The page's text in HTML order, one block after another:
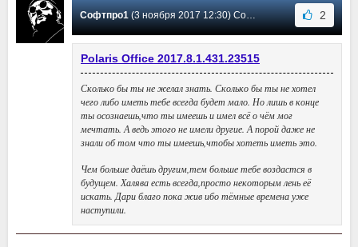
Софтпро1(3 ноября 2017 12:30) Сообщение #17 2
Polaris Office 2017.8.1.431.23515
Сколько бы ты не желал знать. Сколько бы ты не хотел
чего либо иметь тебе всегда будет мало. Но лишь в конце
ты осознаешь,что ты имеешь и имел всё о чём мог
мечтать. А ведь этого не имели другие. А порой даже не
знали об том что ты имеешь,чтобы хотеть иметь это.
Чем больше даёшь другим,тем больше тебе воздастся в
будущем. Халява есть всегда,просто некоторым лень её
искать. Дари благо пока жив ибо тёмные времена уже
наступили.